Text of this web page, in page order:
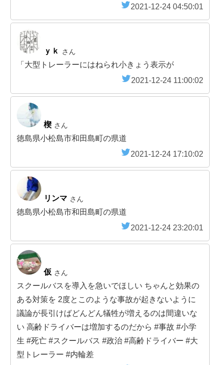
2021-12-24 04:50:01
ｙｋ さん
「大型トレーラーにはねられ小きょう表示が
2021-12-24 11:00:02
楔 さん
徳島県小松島市和田島町の県道
2021-12-24 17:10:02
リンマ さん
徳島県小松島市和田島町の県道
2021-12-24 23:20:01
仮 さん
スクールバスを導入を急いでほしい ちゃんと効果の
ある対策を 2度とこのような事故が起きないように
議論が長引けばどんどん犠牲が増えるのは間違いな
い 高齢ドライバーは増加するのだから #事故 #小学
生 #死亡 #スクールバス #政治 #高齢ドライバー #大
型トレーラー #内輪差